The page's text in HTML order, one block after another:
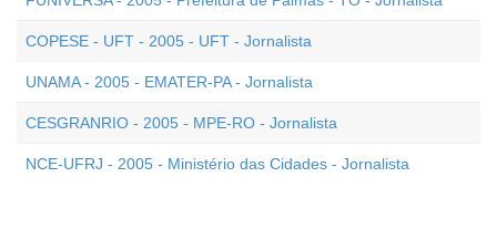
COPESE - UFT - 2005 - UFT - Jornalista
UNAMA - 2005 - EMATER-PA - Jornalista
CESGRANRIO - 2005 - MPE-RO - Jornalista
NCE-UFRJ - 2005 - Ministério das Cidades - Jornalista